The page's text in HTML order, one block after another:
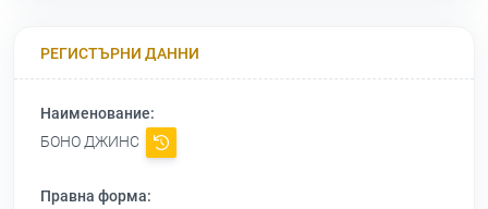
РЕГИСТЪРНИ ДАННИ
Наименование:
БОНО ДЖИНС
Правна форма: